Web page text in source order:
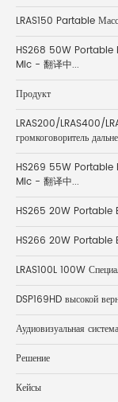
LRAS150 Partable
HS268 50W
Mic - 翻译中...
Продукт
LRAS200/LRAS400/
громкоговоритель
HS269 55W
Mic - 翻译中...
HS265 20W
HS266 20W
LRAS100L 100W
DSP169HD высокой
Аудиовизуальная система
Решение
Кейсы